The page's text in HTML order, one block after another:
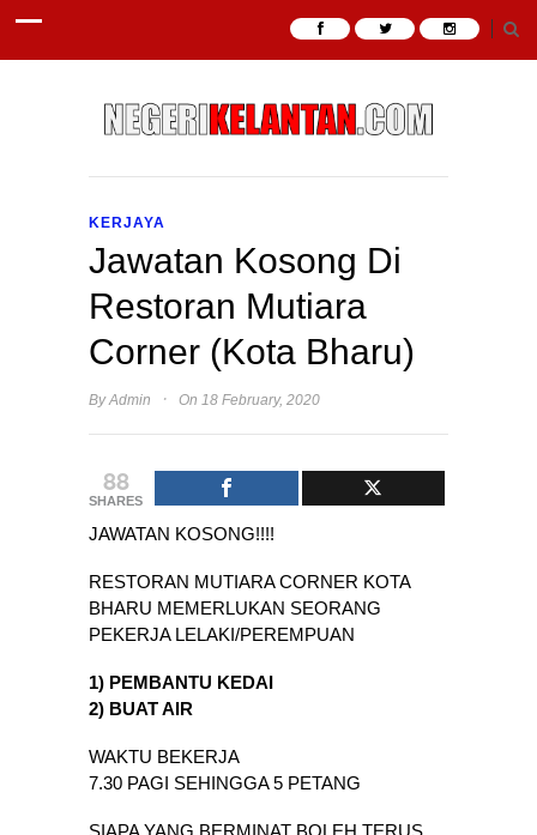
KERJAYA
Jawatan Kosong Di
Restoran Mutiara
Corner (Kota Bharu)
ByAdmin · On 18 February, 2020
88
SHARES
JAWATAN KOSONG!!!!
RESTORAN MUTIARA CORNER KOTA
BHARU MEMERLUKAN SEORANG
PEKERJA LELAKI/PEREMPUAN
1) PEMBANTU KEDAI
2) BUAT AIR
WAKTU BEKERJA
7.30 PAGI SEHINGGA 5 PETANG